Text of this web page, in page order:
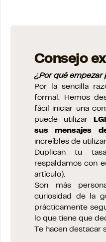
Consejo
¿Por qué empezar
Por la sencilla
formal. Hemos
fácil iniciar una
puede utilizar
sus mensajes
increíbles de
Duplican tu
respaldamos con
artículo).
Son más
curiosidad de la
prácticamente
lo que tiene que
Te hacen destacar